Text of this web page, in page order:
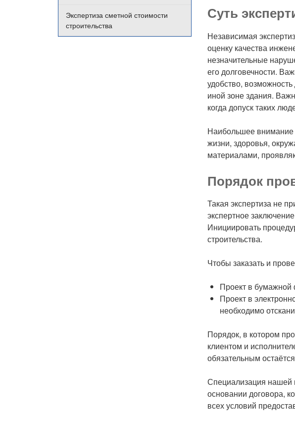
Экспертиза сметной стоимости
строительства
Суть
Независимая
оценку качества
незначительные
его долговечности.
удобство,
иной зоне здания.
когда допуск таких
Наибольшее внимание
жизни, здоровья,
материалами,
Порядок
Такая экспертиза не
экспертное
Инициировать
строительства.
Чтобы заказать и
Проект в бумажной
Проект в
необходимо
Порядок, в котором
клиентом и
обязательным
Специализация нашей
основании договора,
всех условий